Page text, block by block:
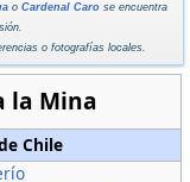
o Cardenal Caro se encuentra
o fotografías locales.
la Mina
Chile